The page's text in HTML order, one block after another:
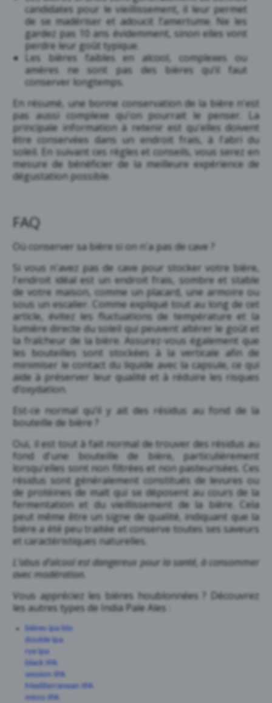
candidates pour le vieillissement, il leur permet
de se madériser et adoucit l’amertume. Ne les
gardez pas 10 ans évidemment, sinon elles vont
perdre leur goût typique.
Les bières faibles en alcool, complexes ou
amères ne sont pas des bières qu’il faut
conserver longtemps.
En résumé, une bonne conservation de la bière n'est
pas aussi complexe qu'on pourrait le penser. La
principale information à retenir est qu'elles doivent
être conservées dans un endroit frais, à l'abri du
soleil. En suivant ces règles et conseils, vous serez en
mesure de bénéficier de la meilleure expérience de
dégustation possible.
FAQ
Où conserver sa bière si on n'a pas de cave ?
Si vous n'avez pas de cave pour stocker votre bière,
l'endroit idéal est un endroit frais, sombre et stable
de votre maison, comme un placard, une armoire ou
sous un escalier. Comme expliqué tout au long de cet
article, évitez les fluctuations de température et la
lumière directe du soleil qui peuvent altérer le goût et
la fraîcheur de la bière. Assurez-vous également que
les bouteilles sont stockées à la verticale afin de
minimiser le contact du liquide avec la capsule, ce qui
aide à préserver leur qualité et à réduire les risques
d’oxydation.
Est-ce normal qu’il y ait des résidus au fond de la
bouteille de bière ?
Oui, il est tout à fait normal de trouver des résidus au
fond d'une bouteille de bière, particulièrement
lorsqu'elles sont non filtrées et non pasteurisées. Ces
résidus sont généralement constitués de levures ou
de protéines de malt qui se déposent au cours de la
fermentation et du vieillissement de la bière. Cela
peut même être un signe de qualité, indiquant que la
bière a été peu traitée et conserve toutes ses saveurs
et caractéristiques naturelles.
L’abus d’alcool est dangereux pour la santé, à consommer
avec modération.
Vous appréciez les bières houblonnées ? Découvrez
les autres types de India Pale Ales :
bières ipa bio
double ipa
rye ipa
black IPA
session IPA
Mediterranean IPA
micro IPA